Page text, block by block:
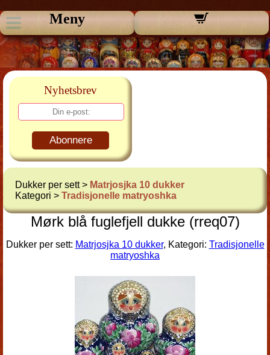
Meny
Nyhetsbrev
Abonnere
Dukker per sett > Matrjosjka 10 dukker
Kategori > Tradisjonelle matryoshka
Mørk blå fuglefjell dukke (rreq07)
Dukker per sett: Matrjosjka 10 dukker, Kategori: Tradisjonelle
matryoshka